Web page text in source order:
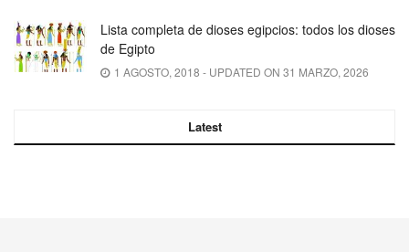
Lista completa de dioses egipcios: todos los dioses
de Egipto
1 AGOSTO, 2018 - UPDATED ON 31 MARZO, 2026
Latest